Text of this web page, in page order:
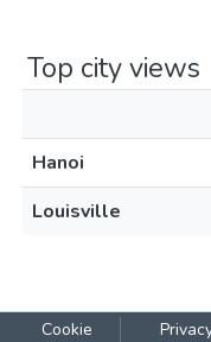
Top city views
Hanoi
Louisville
Cookie